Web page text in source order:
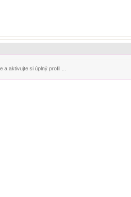
a aktivujte si úplný profil ...